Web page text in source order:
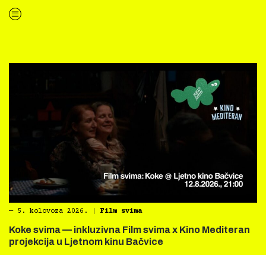
“Kino Mediteran i Film svima nastavljaju inkluzivnu turneju na Hvaru”
― 5. kolovoza 2026. Film svima
Koke svima — inkluzivna Film svima x Kino Mediteran
projekcija u Ljetnom kinu Bačvice